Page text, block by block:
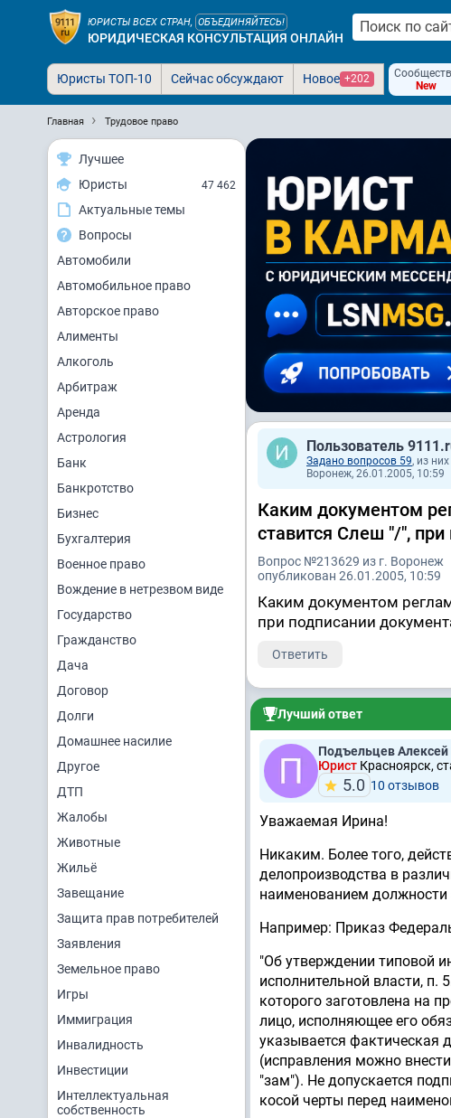
ЮРИСТЫ ВСЕХ СТРАН, ОБЪЕДИНЯЙТЕСЬ!
ЮРИДИЧЕСКАЯ КОНСУЛЬТАЦИЯ ОНЛАЙН
Юристы ТОП-10 Сейчас обсуждают Новое +202
New
Главная Трудовое право
Лучшее
Юристы
47 462
Актуальные темы
Вопросы
Автомобили
Автомобильное право
Авторское право
Алименты
Алкоголь
Арбитраж
Аренда
Астрология
Банк
Банкротство
Бизнес
Бухгалтерия
Военное право
Вождение в нетрезвом виде
Государство
Гражданство
Дача
Договор
Долги
Домашнее насилие
Другое
ДТП
Жалобы
Животные
Жильё
Завещание
Защита прав потребителей
Заявления
Земельное право
Игры
Иммиграция
Инвалидность
Инвестиции
Интеллектуальная
собственность
Пользователь
Задано вопросов 59, из них
Воронеж, 26.01.2005, 10:59
Каким документом
ставится Слеш "/",
Вопрос №213629 из г. Воронеж
опубликован 26.01.2005, 10:59
Каким документом
при подписании
Ответить
Лучший ответ
Подъельцев Алексей
Юрист Красноярск,
5.0 10 отзывов
Уважаемая Ирина!
Никаким. Более того,
делопроизводства в
наименованием должности
Например: Приказ
"Об утверждении типовой
исполнительной власти, п.
которого заготовлена на
лицо, исполняющее его
указывается фактическая
(исправления можно
"зам"). Не допускается
косой черты перед